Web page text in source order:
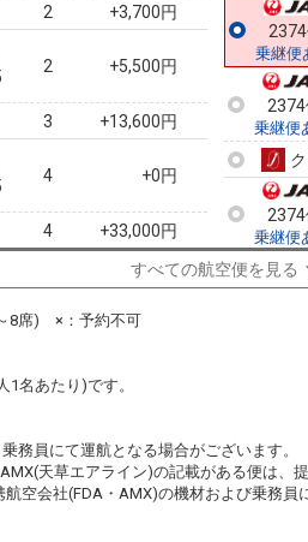
2 +3,700円
2 +5,500円
3 +13,600円
4 +0円
4 +33,000円
+1,200円
7 +1,200円
3 +3,700円
+1,200円
乗継便
2374
乗継便
2374
乗継便
乗継便
すべての航空便を見る
8席) ×：予約不可
名あたり)です。
務員にて運航となる場合がございます。
天草エアライン)の記載がある便は、
空会社(FDA・AMX)の機材および乗務